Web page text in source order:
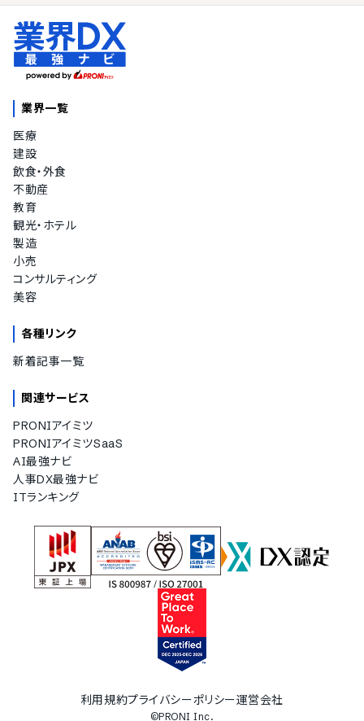
業界一覧
医療
建設
飲食・外食
不動産
教育
観光・ホテル
製造
小売
コンサルティング
美容
各種リンク
新着記事一覧
関連サービス
PRONIアイミツ
PRONIアイミツSaaS
AI最強ナビ
人事DX最強ナビ
ITランキング
利用規約プライバシーポリシー運営会社
©PRONI Inc.